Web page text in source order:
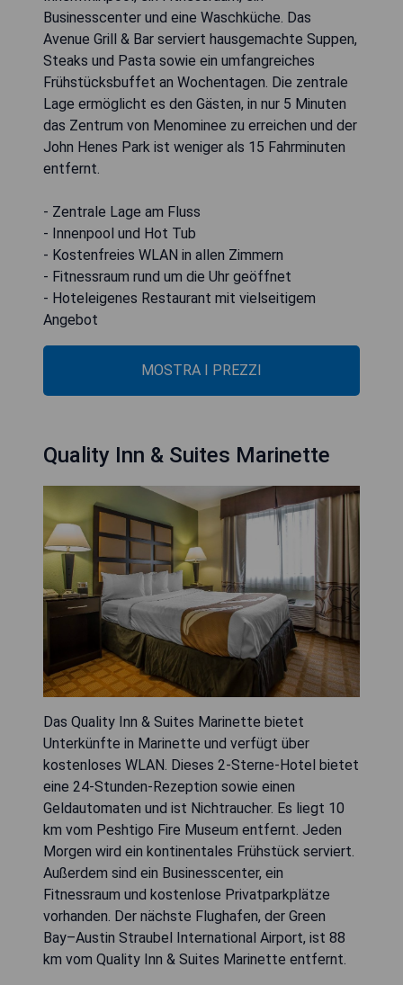
Businesscenter und eine Waschküche. Das
Avenue Grill & Bar serviert hausgemachte Suppen,
Steaks und Pasta sowie ein umfangreiches
Frühstücksbuffet an Wochentagen. Die zentrale
Lage ermöglicht es den Gästen, in nur 5 Minuten
das Zentrum von Menominee zu erreichen und der
John Henes Park ist weniger als 15 Fahrminuten
entfernt.
- Zentrale Lage am Fluss
- Innenpool und Hot Tub
- Kostenfreies WLAN in allen Zimmern
- Fitnessraum rund um die Uhr geöffnet
- Hoteleigenes Restaurant mit vielseitigem
Angebot
MOSTRA I PREZZI
Quality Inn & Suites Marinette
Das Quality Inn & Suites Marinette bietet
Unterkünfte in Marinette und verfügt über
kostenloses WLAN. Dieses 2-Sterne-Hotel bietet
eine 24-Stunden-Rezeption sowie einen
Geldautomaten und ist Nichtraucher. Es liegt 10
km vom Peshtigo Fire Museum entfernt. Jeden
Morgen wird ein kontinentales Frühstück serviert.
Außerdem sind ein Businesscenter, ein
Fitnessraum und kostenlose Privatparkplätze
vorhanden. Der nächste Flughafen, der Green
Bay–Austin Straubel International Airport, ist 88
km vom Quality Inn & Suites Marinette entfernt.